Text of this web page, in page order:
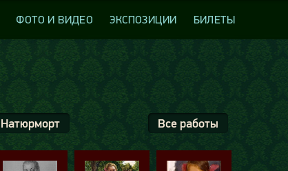
ФОТО И ВИДЕО ЭКСПОЗИЦИИ БИЛЕТЫ
Натюрморт Все работы